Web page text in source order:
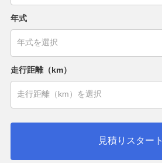
年式
走行距離（km）
見積りスタート